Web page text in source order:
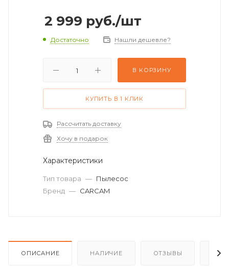
2 999 руб./шт
Достаточно Нашли дешевле?
В КОРЗИНУ
КУПИТЬ В 1 КЛИК
Рассчитать доставку
Хочу в подарок
Характеристики
Тип товара — Пылесос
Бренд — CARCAM
ОПИСАНИЕ НАЛИЧИЕ ОТЗЫВЫ